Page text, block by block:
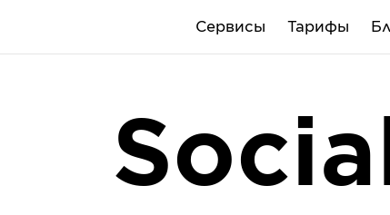
Сервисы Тарифы